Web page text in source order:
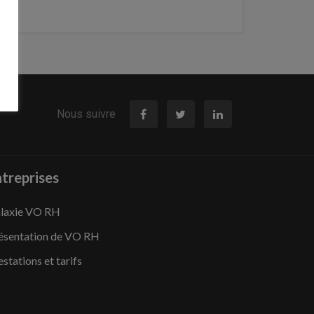
Nous suivre
VO RH
de VO RH
et tarifs